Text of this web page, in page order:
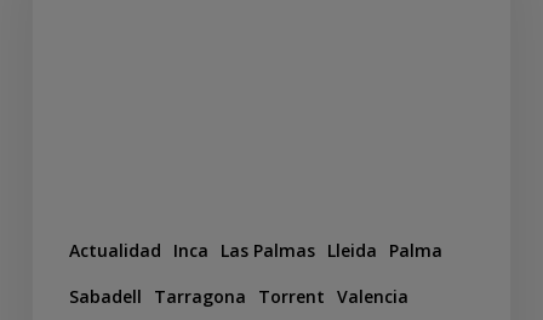
Actualidad Inca Las Palmas Lleida
Palma
Sabadell
Tarragona Torrent Valencia